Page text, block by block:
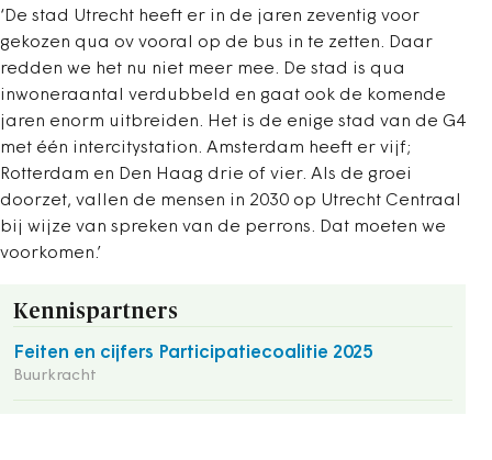
‘De stad Utrecht heeft er in de jaren zeventig voor
gekozen qua ov vooral op de bus in te zetten. Daar
redden we het nu niet meer mee. De stad is qua
inwoneraantal verdubbeld en gaat ook de komende
jaren enorm uitbreiden. Het is de enige stad van de G4
met één intercitystation. Amsterdam heeft er vijf;
Rotterdam en Den Haag drie of vier. Als de groei
doorzet, vallen de mensen in 2030 op Utrecht Centraal
bij wijze van spreken van de perrons. Dat moeten we
voorkomen.’
Kennispartners
Feiten en cijfers Participatiecoalitie 2025
Buurkracht